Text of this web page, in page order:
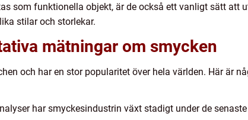
som funktionella objekt, är de också ett vanligt sätt att
stilar och storlekar.
mätningar om smycken
och har en stor popularitet över hela världen. Här är
har smyckesindustrin växt stadigt under de